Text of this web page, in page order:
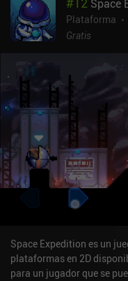
buenos para los
permanece intacto:
desafiantes, simpáticos
entrega de la serie utiliza
predecesores, e incluso
veces, un cambio que
frustrar a otros.Dadish 3
ocasionales al morir y
completo mediante un
juegos anteriores, seguro
desgracia, no encontrarás
Space
Plataforma
Gratis
Space Expedition es un
plataformas en 2D
para un jugador que se